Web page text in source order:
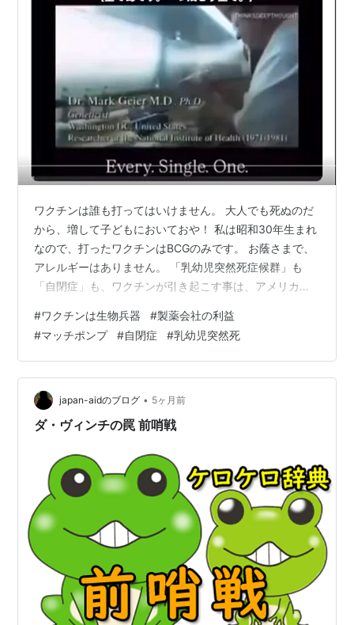
ワクチンは誰も打ってはいけません。 大人でも死ぬのだ
から、増して子どもにおいておや！ 私は昭和30年生まれ
なので、打ったワクチンはBCGのみです。 お蔭さまで、
アレルギーはありません。 「乳幼児突然死症候群」も
「自閉症」も、ワクチンが引き起こす事は、アメリカで
らなります。 これらは全て、製薬会社のマッチポンプだ
と言う事を、覚えておいてください。 「帯状疱疹ワクチ
ン」も同じ、製薬会社が儲ける手段ですから、打たない
でください。 アメリカじゃワクチンの中身公開してる。
pic.twitter.com/ma8hhMyoCT — ボン蔵 (@boomo…
#ワクチンは生物兵器 #製薬会社の利益
#マッチポンプ #自閉症 #乳幼児突然死
japan-aidのブログ • 5ヶ月前
ダ・ヴィンチの罠 前哨戦